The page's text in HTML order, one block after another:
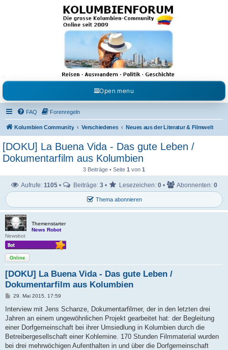
Kolumbienforum - Das
grosse Forum der
Freunde Kolumbiens
Reisen, Auswandern, Kultur, Politik, Geschichte und Visum in Kolumbien und Venezuela.
Austausch, Erfahrungen und Gemeinschaft im Kolumbienforum
Open menu
FAQ Forenregeln
Kolumbien Community Verschiedenes Neues aus der Literatur & Filmwelt
[DOKU] La Buena Vida - Das gute Leben /
Dokumentarfilm aus Kolumbien
3 Beiträge • Seite 1 von 1
Thema abonnieren
Aufrufe: 1105 • Beiträge: 3 • Lesezeichen: 0 • Abonnenten: 0
Themenstarter
News Robot
Newsbot
Online
[DOKU] La Buena Vida - Das gute Leben /
Dokumentarfilm aus Kolumbien
B
i
r
a
29. Mai 2015, 17:59
Interview mit Jens Schanze, Dokumentarfilmer, der in den letzten drei
Jahren an einem ungewöhnlichen Projekt gearbeitet hat: der Begleitung
einer Dorfgemeinschaft bei ihrer Umsiedlung in Kolumbien durch die
Betreibergesellschaft einer Kohlemine. 170 Stunden Filmmaterial wurden
bei drei mehrwöchigen Aufenthalten in und über die Dorfgemeinschaft